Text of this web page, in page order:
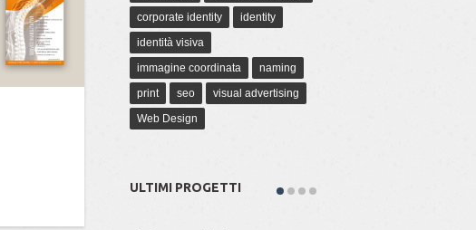
corporate identity
identity
identità visiva
immagine coordinata
naming
print
seo
visual advertising
Web Design
ULTIMI PROGETTI